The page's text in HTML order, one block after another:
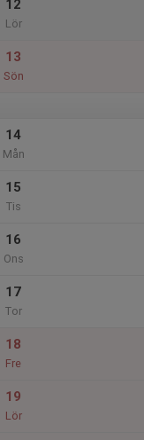
12
Lör
13
Sön
14
Mån
15
Tis
16
Ons
17
Tor
18
Fre
19
Lör